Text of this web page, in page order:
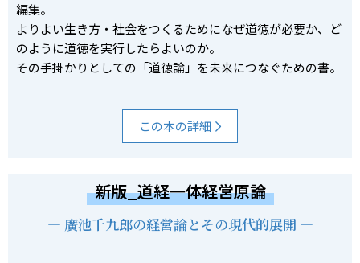
編集。
よりよい生き方・社会をつくるためになぜ道徳が必要か、ど
のように道徳を実行したらよいのか。
その手掛かりとしての「道徳論」を未来につなぐための書。
この本の詳細
新版_道経一体経営原論
― 廣池千九郎の経営論とその現代的展開 ―